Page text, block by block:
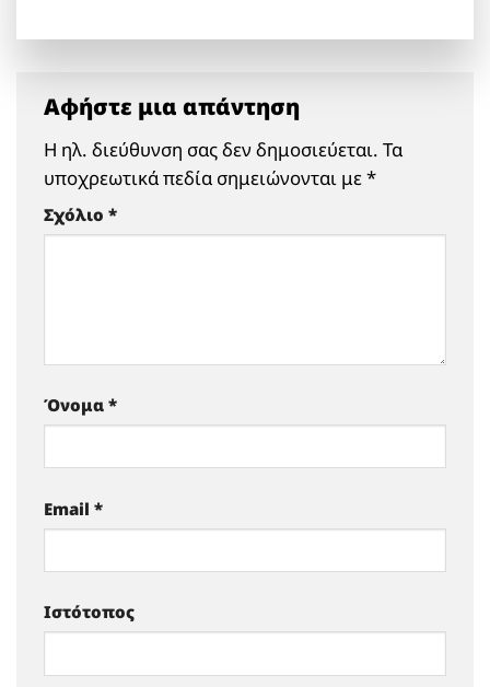
Αφήστε μια απάντηση
Η ηλ. διεύθυνση σας δεν δημοσιεύεται. Τα
υποχρεωτικά πεδία σημειώνονται με*
Σχόλιο *
Όνομα *
Email *
Ιστότοπος